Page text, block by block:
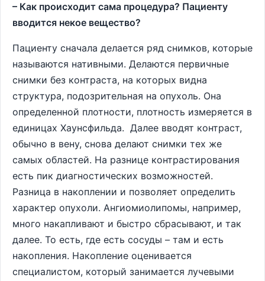
– Как происходит сама процедура? Пациенту
вводится некое вещество?
Пациенту сначала делается ряд снимков, которые
называются нативными. Делаются первичные
снимки без контраста, на которых видна
структура, подозрительная на опухоль. Она
определенной плотности, плотность измеряется в
единицах Хаунсфильда. Далее вводят контраст,
обычно в вену, снова делают снимки тех же
самых областей. На разнице контрастирования
есть пик диагностических возможностей.
Разница в накоплении и позволяет определить
характер опухоли. Ангиомиолипомы, например,
много накапливают и быстро сбрасывают, и так
далее. То есть, где есть сосуды – там и есть
накопления. Накопление оценивается
специалистом, который занимается лучевыми